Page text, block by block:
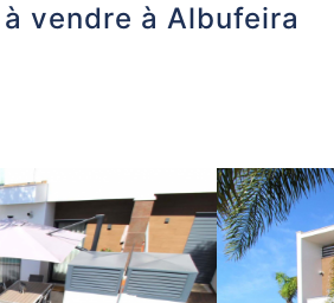
vendre à Albufeira